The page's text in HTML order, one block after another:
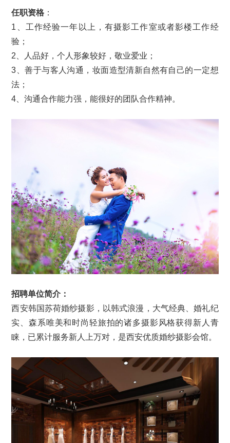
任职资格 ：
1、工作经验一年以上，有摄影工作室或者影楼工作经
验；
2、人品好，个人形象较好，敬业爱业；
3、善于与客人沟通，妆面造型清新自然有自己的一定想
法；
4、沟通合作能力强，能很好的团队合作精神。
招聘单位简介：
西安韩国苏荷婚纱摄影，以韩式浪漫，大气经典、婚礼纪
实、森系唯美和时尚轻旅拍的诸多摄影风格获得新人青
睐，已累计服务新人上万对，是西安优质婚纱摄影会馆。